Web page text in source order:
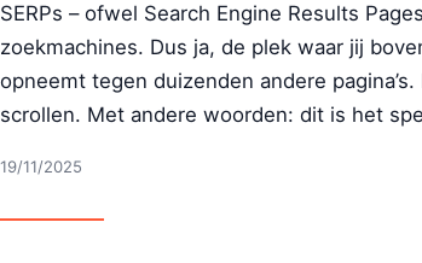
SERPs – ofwel Search Engine Results
zoekmachines. Dus ja, de plek waar jij
opneemt tegen duizenden andere
scrollen. Met andere woorden: dit is het
19/11/2025